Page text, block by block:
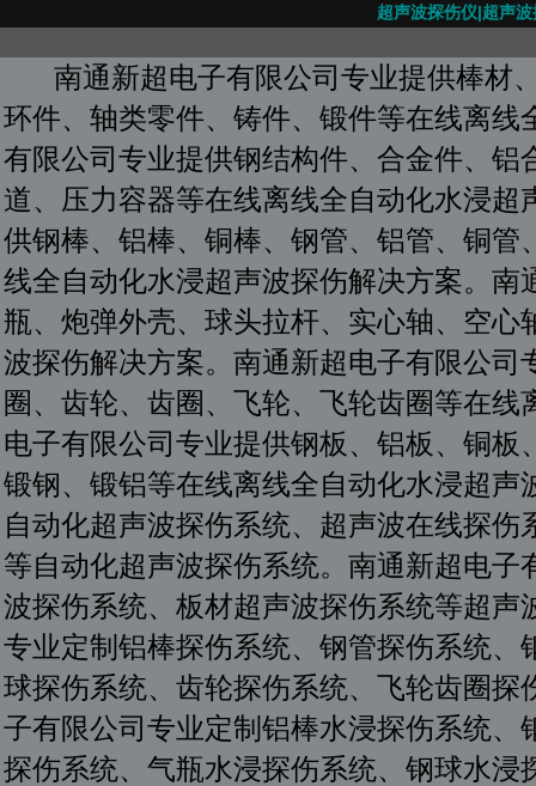
超声波探伤仪|超声
南通新超电子有限公司专业提供棒材
环件、轴类零件、铸件、锻件等在线离
有限公司专业提供钢结构件、合金件、
道、压力容器等在线离线全自动化水浸
供钢棒、铝棒、铜棒、钢管、铝管、铜
线全自动化水浸超声波探伤解决方案。
瓶、炮弹外壳、球头拉杆、实心轴、空
波探伤解决方案。南通新超电子有限公
圈、齿轮、齿圈、飞轮、飞轮齿圈等在
电子有限公司专业提供钢板、铝板、铜
锻钢、锻铝等在线离线全自动化水浸超
自动化超声波探伤系统、超声波在线探
等自动化超声波探伤系统。南通新超电
波探伤系统、板材超声波探伤系统等超
专业定制铝棒探伤系统、钢管探伤系统
球探伤系统、齿轮探伤系统、飞轮齿圈
子有限公司专业定制铝棒水浸探伤系统
探伤系统、气瓶水浸探伤系统、钢球水